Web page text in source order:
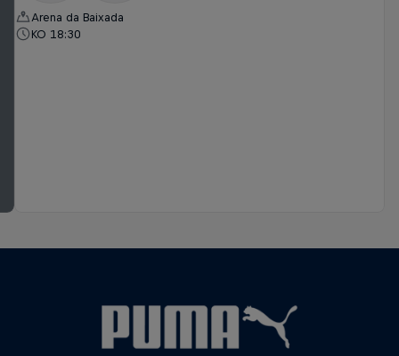
Arena da Baixada
KO 18:30